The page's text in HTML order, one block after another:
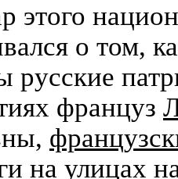
этого
о том,
русские
француз
на улицах